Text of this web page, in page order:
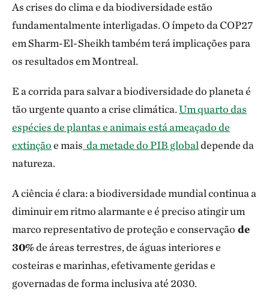
As crises do clima e da biodiversidade estão
fundamentalmente interligadas. O ímpeto da COP27
em Sharm-El-Sheikh também terá implicações para
os resultados em Montreal.
E a corrida para salvar a biodiversidade do planeta é
tão urgente quanto a crise climática.Um quarto das
espécies de plantas e animais está ameaçado de
extinçãoe mais da metade do PIB globaldepende da
natureza.
A ciência é clara: a biodiversidade mundial continua a
diminuir em ritmo alarmante e é preciso atingir um
marco representativo de proteção e conservação de
30%de áreas terrestres, de águas interiores e
costeiras e marinhas, efetivamente geridas e
governadas de forma inclusiva até 2030.